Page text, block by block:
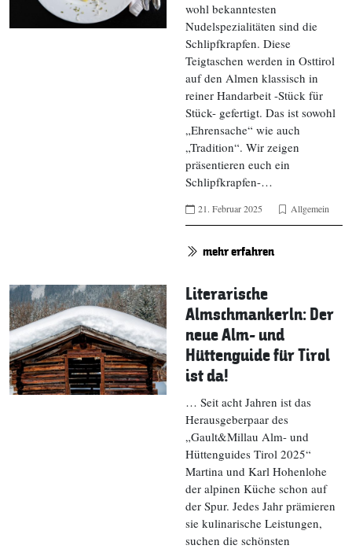
wohl bekanntesten
Nudelspezialitäten sind die
Schlipfkrapfen. Diese
Teigtaschen werden in Osttirol
auf den Almen klassisch in
reiner Handarbeit -Stück für
Stück- gefertigt. Das ist sowohl
„Ehrensache“ wie auch
„Tradition“. Wir zeigen
präsentieren euch ein
Schlipfkrapfen-…
21. Februar 2025 Allgemein
mehr erfahren
Literarische
Almschmankerln: Der
neue Alm- und
Hüttenguide für Tirol
ist da!
… Seit acht Jahren ist das
Herausgeberpaar des
„Gault&Millau Alm- und
Hüttenguides Tirol 2025“
Martina und Karl Hohenlohe
der alpinen Küche schon auf
der Spur. Jedes Jahr prämieren
sie kulinarische Leistungen,
suchen die schönsten